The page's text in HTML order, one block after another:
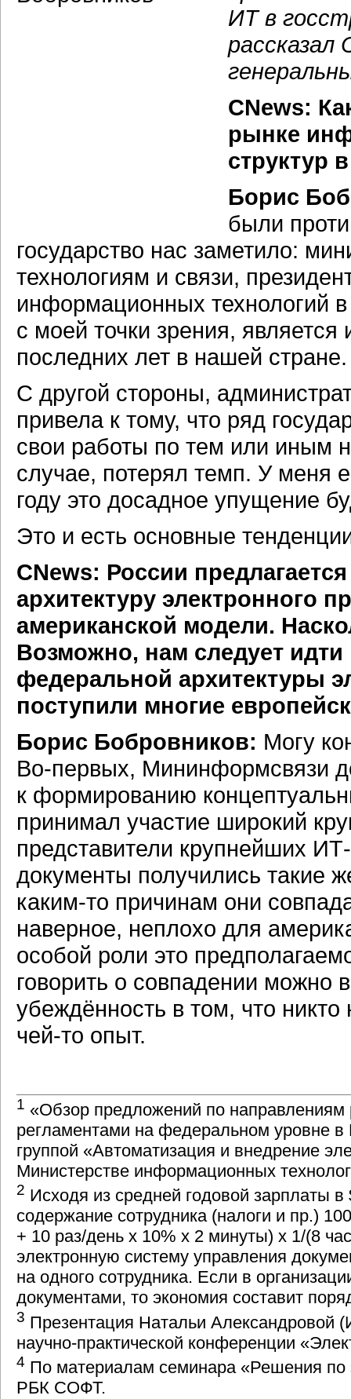
ИТ в
рассказал
CNews:
рынке
структур
Борис
были
государство нас заметило:
технологиям и связи,
информационных технологий
с моей точки зрения,
последних лет в нашей стране.
С другой стороны,
привела к тому, что ряд
свои работы по тем или иным
случае, потерял темп. У меня
году это досадное упущение
Это и есть основные
CNews: России
архитектуру электронного
американской модели.
Возможно, нам следует
федеральной архитектуры
поступили многие
Борис Бобровников: Могу
Во-первых, Мининформсвязи
к формированию
принимал участие широкий
представители крупнейших
документы получились такие
каким-то причинам они
наверное, неплохо для
особой роли это
говорить о совпадении можно
убеждённость в том, что
чей-то опыт.
1 «Обзор предложений по
регламентами на федеральном уровне в
группой «Автоматизация и внедрение
Министерстве информационных
2 Исходя из средней годовой зарплаты в
содержание сотрудника (налоги и пр.)
+ 10 раз/день х 10% х 2 минуты) х 1/(8
электронную систему управления
на одного сотрудника. Если в
документами, то экономия составит
3 Презентация Натальи
научно-практической конференции
4 По материалам семинара «Решения по
РБК СОФТ.